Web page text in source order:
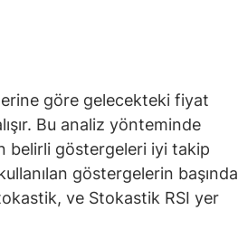
göre gelecekteki fiyat
Bu analiz yönteminde
belirli göstergeleri iyi takip
göstergelerin başında
ve Stokastik RSI yer